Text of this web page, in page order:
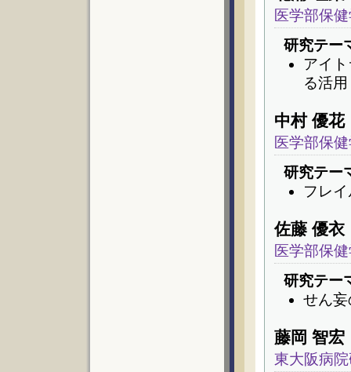
医学部保
研究テー
アイ
る活用
中村 優花
医学部保
研究テー
フレ
佐藤 優衣
医学部保
研究テー
せん
藤岡 智宏
東大阪病